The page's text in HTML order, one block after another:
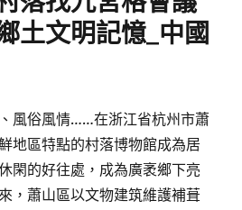
土文明記憶_中國
風俗風情……在浙江省杭州市蕭
地區特點的村落博物館成為居
閑的好往處，成為廣袤鄉下亮
，蕭山區以文物建筑維護補葺